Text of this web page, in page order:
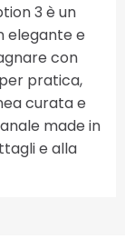
3 è un
elegante e
con
pratica,
curata e
made in
e alla